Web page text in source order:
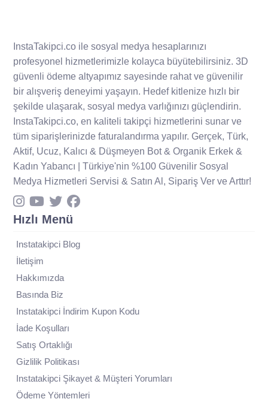
InstaTakipci.co ile sosyal medya hesaplarınızı
profesyonel hizmetlerimizle kolayca büyütebilirsiniz. 3D
güvenli ödeme altyapımız sayesinde rahat ve güvenilir
bir alışveriş deneyimi yaşayın. Hedef kitlenize hızlı bir
şekilde ulaşarak, sosyal medya varlığınızı güçlendirin.
InstaTakipci.co, en kaliteli takipçi hizmetlerini sunar ve
tüm siparişlerinizde faturalandırma yapılır. Gerçek, Türk,
Aktif, Ucuz, Kalıcı & Düşmeyen Bot & Organik Erkek &
Kadın Yabancı | Türkiye'nin %100 Güvenilir Sosyal
Medya Hizmetleri Servisi & Satın Al, Sipariş Ver ve Arttır!
Hızlı Menü
Instatakipci Blog
İletişim
Hakkımızda
Basında Biz
Instatakipci İndirim Kupon Kodu
İade Koşulları
Satış Ortaklığı
Gizlilik Politikası
Instatakipci Şikayet & Müşteri Yorumları
Ödeme Yöntemleri